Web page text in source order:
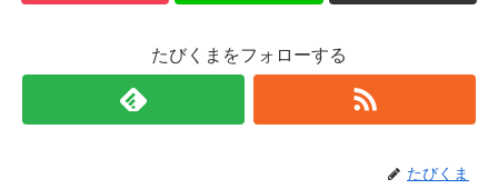
たびくまをフォローする
たびくま